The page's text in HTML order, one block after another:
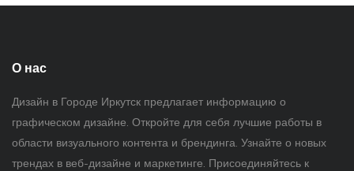
О нас
Дизайн в Городе Иркутск предлагает информацию о
графическом дизайне. Откройте для себя лучшие работы в
области визуального контента и брендинга. Узнайте о новых
трендах в веб-дизайне и маркетинге. Присоединяйтесь к